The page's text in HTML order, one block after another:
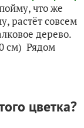
что же
растёт совсем
дерево.
см) Рядом
цветка?